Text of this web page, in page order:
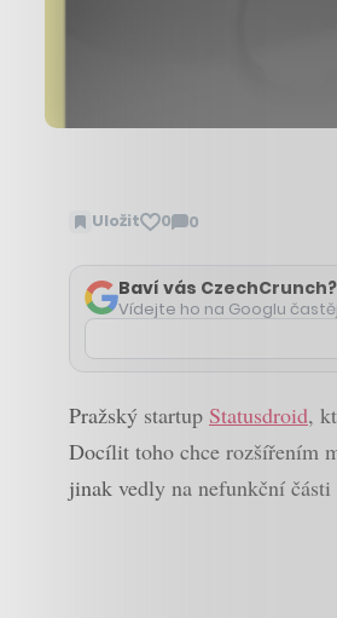
Uložit 0 0
Zobrazit
Baví vás CzechCrunch?
Vídejte ho na Googlu
Pražský startup Statusdroid,
Docílit toho chce rozšířením
jinak vedly na nefunkční části